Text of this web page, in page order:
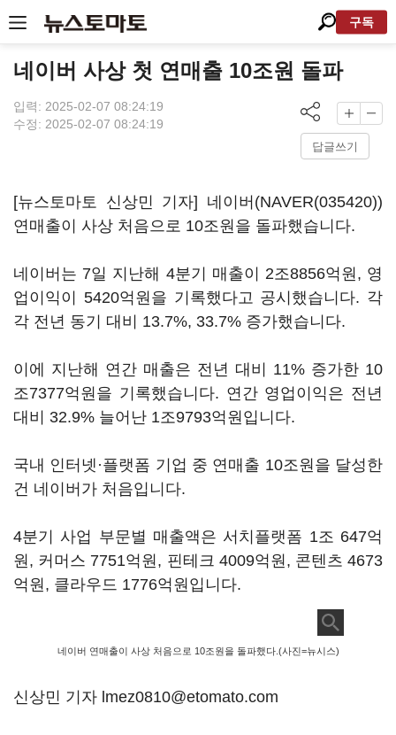
구독
네이버 사상 첫 연매출 10조원 돌파
입력: 2025-02-07 08:24:19
수정: 2025-02-07 08:24:19
답글쓰기
[뉴스토마토 신상민 기자] 네이버(NAVER(035420))
연매출이 사상 처음으로 10조원을 돌파했습니다.
네이버는 7일 지난해 4분기 매출이 2조8856억원, 영
업이익이 5420억원을 기록했다고 공시했습니다. 각
각 전년 동기 대비 13.7%, 33.7% 증가했습니다.
이에 지난해 연간 매출은 전년 대비 11% 증가한 10
조7377억원을 기록했습니다. 연간 영업이익은 전년
대비 32.9% 늘어난 1조9793억원입니다.
국내 인터넷·플랫폼 기업 중 연매출 10조원을 달성한
건 네이버가 처음입니다.
4분기 사업 부문별 매출액은 서치플랫폼 1조 647억
원, 커머스 7751억원, 핀테크 4009억원, 콘텐츠 4673
억원, 클라우드 1776억원입니다.
네이버 연매출이 사상 처음으로 10조원을 돌파했다.(사진=뉴시스)
신상민 기자 lmez0810@etomato.com